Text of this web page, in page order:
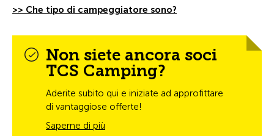
>> Che tipo di campeggiatore sono?
Non siete ancora soci
TCS Camping?
Aderite subito qui e iniziate ad approfittare
di vantaggiose offerte!
Saperne di più